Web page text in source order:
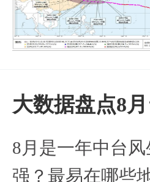
大数据盘点8
8月是一年中台
强？最易在哪些